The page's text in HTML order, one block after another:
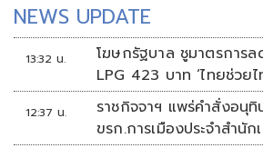
NEWS UPDATE
13:32 น.
โฆษกรัฐบาล ชูมาตรการ
LPG 423 บาท ‘ไทยช่วย
หมุนแสนล้าน
12:37 น.
ราชกิจจาฯ แพร่คำสั่งอนุ
ขรก.การเมืองประจำสำนั